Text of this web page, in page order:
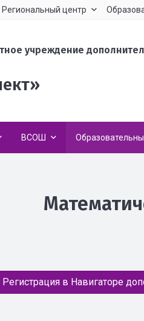
Региональный центр
учреждение
ВСОШ
Регистрация в Навигаторе